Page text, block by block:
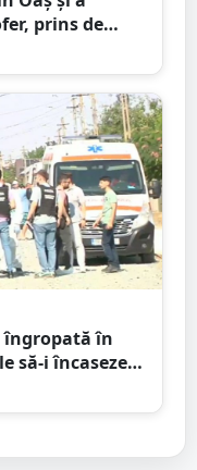
prins de
grave ale
îngropată în
să-i încaseze